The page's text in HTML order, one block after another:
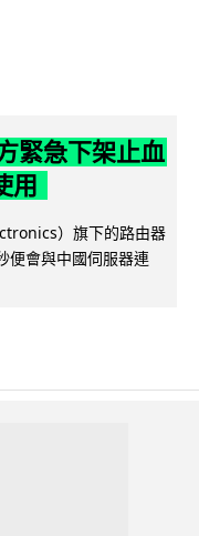
緊急下架止血
用
）旗下的路由器
便會與中國伺服器連